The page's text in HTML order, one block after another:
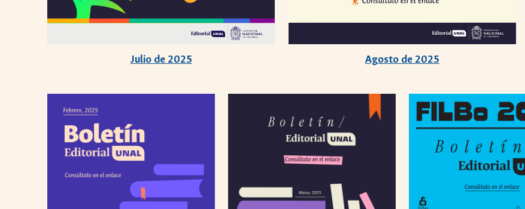
Julio de 2025 Agosto de 2025